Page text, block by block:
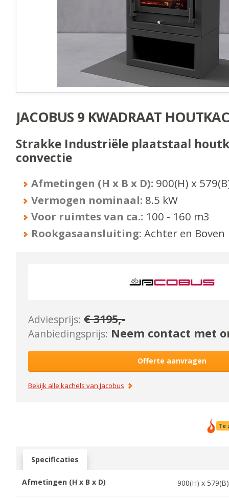
JACOBUS 9 KWADRAAT
Strakke Industriële plaatstaal
convectie
Afmetingen (H x B x D): 900(H) x 579
Vermogen nominaal: 8.5 kW
Voor ruimtes van ca.: 100 - 160 m3
Rookgasaansluiting: Achter en Boven
Adviesprijs: €3195,-
Aanbiedingsprijs: Neem contact met
Offerte aanvragen
Bekijk alle kachels vanJacobus
Te
Specificaties
Afmetingen (H x B x D) 900(H) x 579